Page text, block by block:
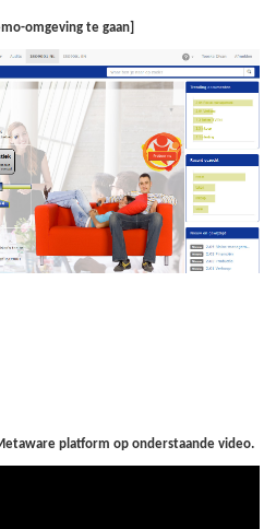
omgeving te gaan]
platform op onderstaande video.